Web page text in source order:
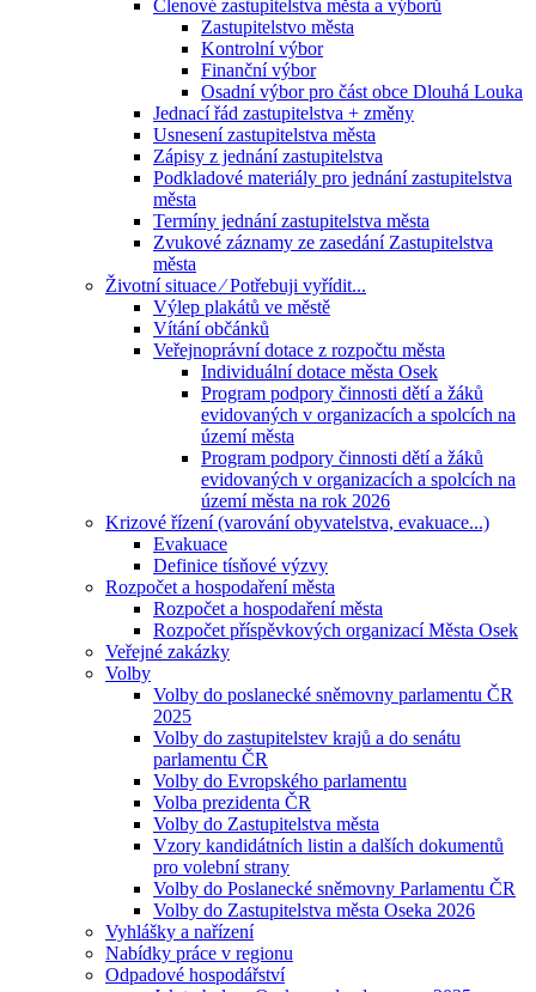
Členové zastupitelstva města a výborů
Zastupitelstvo města
Kontrolní výbor
Finanční výbor
Osadní výbor pro část obce Dlouhá Louka
Jednací řád zastupitelstva + změny
Usnesení zastupitelstva města
Zápisy z jednání zastupitelstva
Podkladové materiály pro jednání zastupitelstva
města
Termíny jednání zastupitelstva města
Zvukové záznamy ze zasedání Zastupitelstva
města
Životní situace ⁄ Potřebuji vyřídit...
Výlep plakátů ve městě
Vítání občánků
Veřejnoprávní dotace z rozpočtu města
Individuální dotace města Osek
Program podpory činnosti dětí a žáků
evidovaných v organizacích a spolcích na
území města
Program podpory činnosti dětí a žáků
evidovaných v organizacích a spolcích na
území města na rok 2026
Krizové řízení (varování obyvatelstva, evakuace...)
Evakuace
Definice tísňové výzvy
Rozpočet a hospodaření města
Rozpočet a hospodaření města
Rozpočet příspěvkových organizací Města Osek
Veřejné zakázky
Volby
Volby do poslanecké sněmovny parlamentu ČR
2025
Volby do zastupitelstev krajů a do senátu
parlamentu ČR
Volby do Evropského parlamentu
Volba prezidenta ČR
Volby do Zastupitelstva města
Vzory kandidátních listin a dalších dokumentů
pro volební strany
Volby do Poslanecké sněmovny Parlamentu ČR
Volby do Zastupitelstva města Oseka 2026
Vyhlášky a nařízení
Nabídky práce v regionu
Odpadové hospodářství